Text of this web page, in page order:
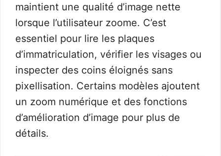
maintient une qualité d’image nette
lorsque l’utilisateur zoome. C’est
essentiel pour lire les plaques
d’immatriculation, vérifier les visages ou
inspecter des coins éloignés sans
pixellisation. Certains modèles ajoutent
un zoom numérique et des fonctions
d’amélioration d’image pour plus de
détails.